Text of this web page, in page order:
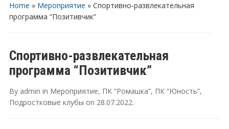
Home » Мероприятие » Спортивно-развлекательная
программа “Позитивчик”
Спортивно-развлекательная
программа “Позитивчик”
By admin in Мероприятие, ПК “Ромашка”, ПК “Юность”,
Подростковые клубы on 28.07.2022.